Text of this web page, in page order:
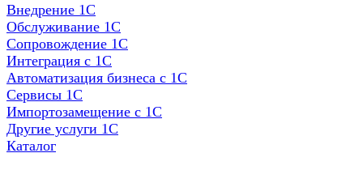
Внедрение 1С
Обслуживание 1С
Сопровождение 1С
Интеграция с 1С
Автоматизация бизнеса с 1С
Сервисы 1С
Импортозамещение с 1С
Другие услуги 1С
Каталог